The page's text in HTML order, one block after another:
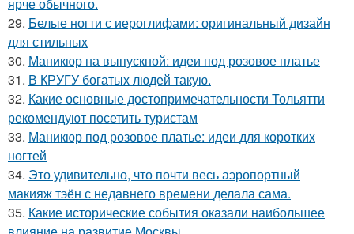
29. Белые ногти с иероглифами: оригинальный дизайн
для стильных
30. Маникюр на выпускной: идеи под розовое платье
31. В КРУГУ богатых людей такую.
32. Какие основные достопримечательности Тольятти
рекомендуют посетить туристам
33. Маникюр под розовое платье: идеи для коротких
ногтей
34. Это удивительно, что почти весь аэропортный
макияж тэён с недавнего времени делала сама.
35. Какие исторические события оказали наибольшее